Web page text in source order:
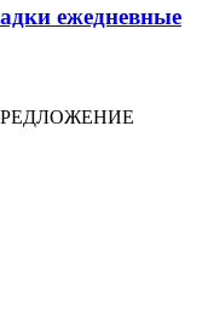
ежедневные